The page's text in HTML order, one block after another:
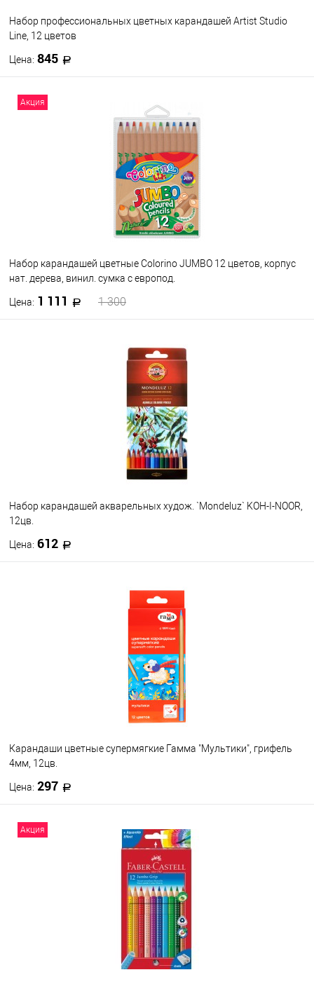
Набор профессиональных цветных карандашей Artist Studio
Line, 12 цветов
Цена: 845
В наличии
Акция
Набор карандашей цветные Colorino JUMBO 12 цветов, корпус
нат. дерева, винил. сумка с европод.
Цена: 1 111 1 300
Набор карандашей акварельных худож. `Mondeluz` KOH-I-NOOR,
12цв.
Цена: 612
Карандаши цветные супермягкие Гамма "Мультики", грифель
4мм, 12цв.
Цена: 297
В корзину
Акция